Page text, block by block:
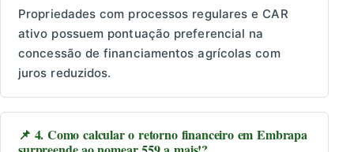
Propriedades com processos regulares e CAR
ativo possuem pontuação preferencial na
concessão de financiamentos agrícolas com
juros reduzidos.
📌 4. Como calcular o retorno financeiro em Embrapa